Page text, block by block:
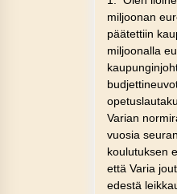
miljoonan
päätettiin
miljoonalla
Varian
vuosia
koulutuksen
että Varia
edestä